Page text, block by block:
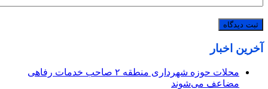
آخرین اخبار
محلات حوزه شهرداری منطقه ۲ صاحب خدمات رفاهی
مضاعف می‌شوند